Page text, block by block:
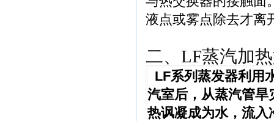
液点或雾点除去才
二、LF蒸汽加
LF系列蒸发器利用
汽室后，从蒸汽管旱
热讽凝成为水，流入